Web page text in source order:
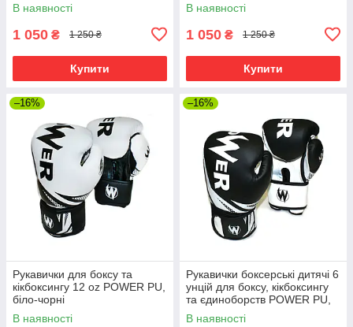
В наявності
1 050 ₴ 1 250 ₴
Купити
В наявності
1 050 ₴ 1 250 ₴
Купити
–16%
Рукавички для боксу та
кікбоксингу 12 oz POWER PU,
біло-чорні
В наявності
–16%
Рукавички боксерські дитячі 6
унцій для боксу, кікбоксингу
та єдиноборств POWER PU,
чорно-білі
В наявності